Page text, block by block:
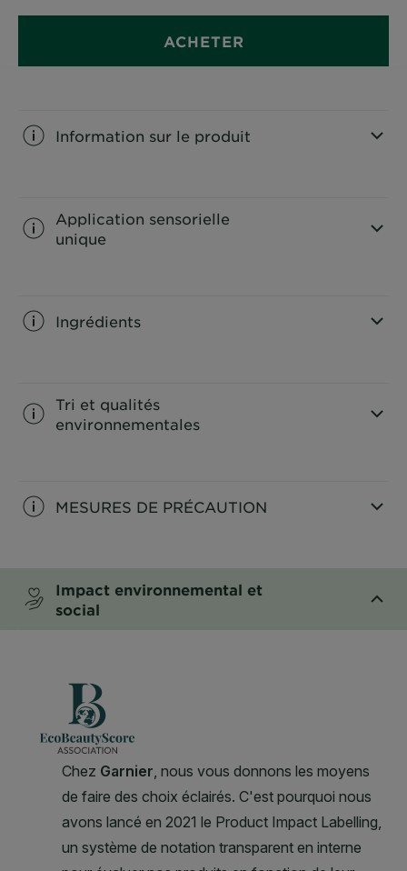
ACHETER
Information sur le produit
Application sensorielle
unique
Ingrédients
Tri et qualités
environnementales
MESURES DE PRÉCAUTION
Impact environnemental et
social